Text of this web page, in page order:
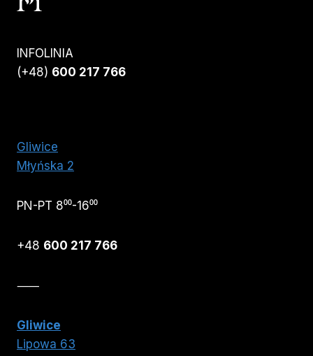
INFOLINIA
(+48) 600 217 766
Gliwice
Młyńska 2
PN-PT 8⁰⁰-16⁰⁰
+48 600 217 766
⸺
Gliwice
Lipowa 63